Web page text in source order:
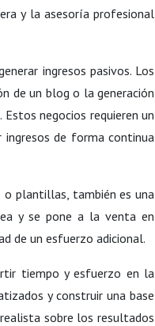
y la asesoría profesional
ingresos pasivos. Los
de un blog o la generación
negocios requieren un
ingresos de forma continua
plantillas, también es una
y se pone a la venta en
de un esfuerzo adicional.
tiempo y esfuerzo en la
y construir una base
sobre los resultados